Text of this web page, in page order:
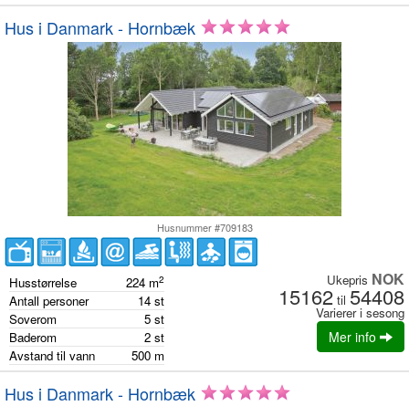
Hus i Danmark - Hornbæk
Husnummer #709183
Husstørrelse 224 m2
Antall personer 14 st
Soverom
5 st
Baderom
2 st
Avstand til vann
500 m
Ukepris NOK
15162 til 54408
Varierer i sesong
Mer info
Hus i Danmark - Hornbæk